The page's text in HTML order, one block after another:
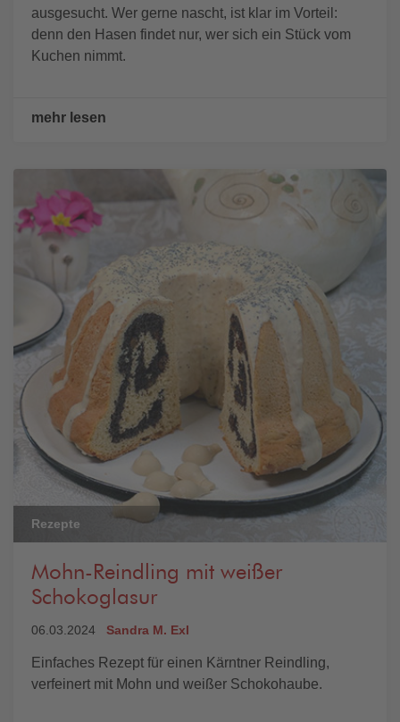
ausgesucht. Wer gerne nascht, ist klar im Vorteil:
denn den Hasen findet nur, wer sich ein Stück vom
Kuchen nimmt.
mehr lesen
Rezepte
Mohn-Reindling mit weißer
Schokoglasur
06.03.2024 Sandra M. Exl
Einfaches Rezept für einen Kärntner Reindling,
verfeinert mit Mohn und weißer Schokohaube.